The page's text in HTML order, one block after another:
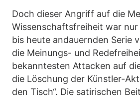
Doch dieser Angriff auf die
Wissenschaftsfreiheit war
bis heute andauernden Serie
die Meinungs- und
bekanntesten Attacken auf
die Löschung der Künstler-
den Tisch“. Die satirischen